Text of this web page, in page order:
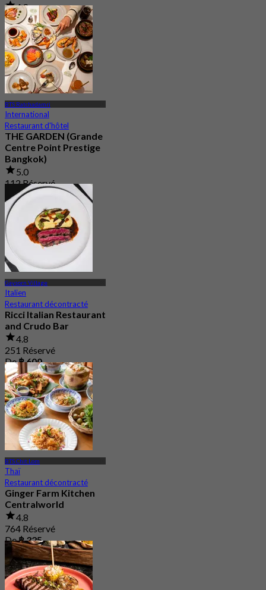
4.8
2.2K Réservé
De฿ 645
BTS Ratchadamri
International
Restaurant d'hôtel
THE GARDEN (Grande
Centre Point Prestige
Bangkok)
5.0
112 Réservé
De฿ 790
Gaysorn Village
Italien
Restaurant décontracté
Ricci Italian Restaurant
and Crudo Bar
4.8
251 Réservé
De฿ 600
BTS Chit Lom
Thaï
Restaurant décontracté
Ginger Farm Kitchen
Centralworld
4.8
764 Réservé
De฿ 325